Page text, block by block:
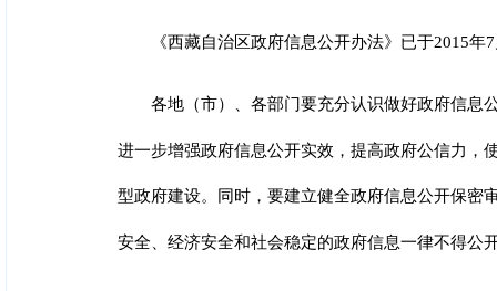
《西藏自治区政府信息公开办法》已于2015
各地（市）、各部门要充分认识做好政府信息
进一步增强政府信息公开实效，提高政府公信力，
型政府建设。同时，要建立健全政府信息公开保密
安全、经济安全和社会稳定的政府信息一律不得公